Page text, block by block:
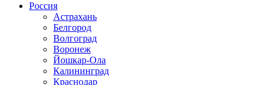
Россия
Астрахань
Белгород
Волгоград
Воронеж
Йошкар-Ола
Калининград
Краснодар